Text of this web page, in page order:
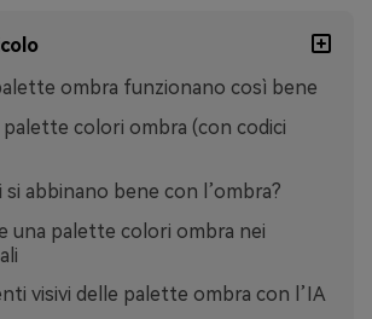
ombra funzionano così bene
palette colori ombra (con codici
si abbinano bene con l’ombra?
una palette colori ombra nei
visivi delle palette ombra con l’IA